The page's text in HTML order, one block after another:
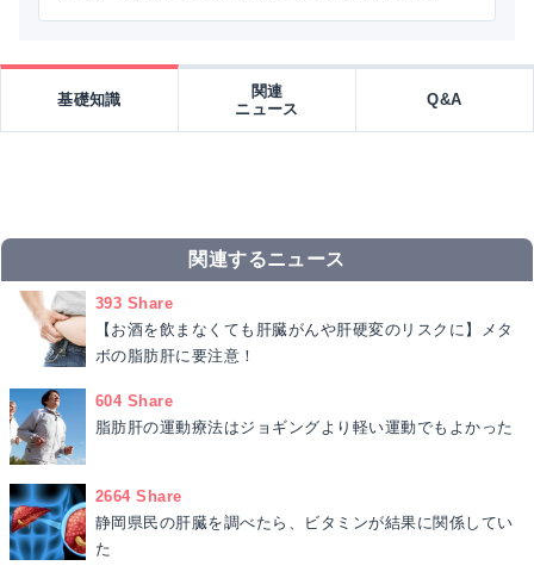
基礎知識
関連
ニュース
Q&A
関連するニュース
393 Share
【お酒を飲まなくても肝臓がんや肝硬変のリスクに】メタ
ボの脂肪肝に要注意！
604 Share
脂肪肝の運動療法はジョギングより軽い運動でもよかった
2664 Share
静岡県民の肝臓を調べたら、ビタミンが結果に関係してい
た